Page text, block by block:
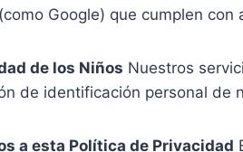
Google) que cumplen
de los Niños Nuestros
de identificación personal de
a esta Política de Privacidad